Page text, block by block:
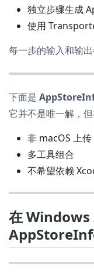
独立步骤生成
使用
每一步的输入和输
下面是
它并不是唯一解，
非 macOS 上传
多工具组合
不希望依赖
在